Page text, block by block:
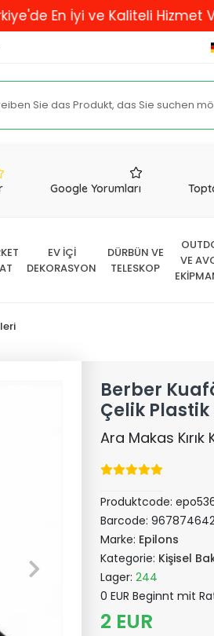
İyi ve Kaliteli Hizmet Veren
Google Yorumları
EV İÇİ
DEKORASYON
DÜRBÜN VE
TELESKOP
VE
Berber
Çelik Plastik
Ara Makas Kırık
Produktcode:
Barcode:
Marke: Epilons
Kategorie: Kişisel
Lager:244
0 EUR Beginnt mit
2 EUR